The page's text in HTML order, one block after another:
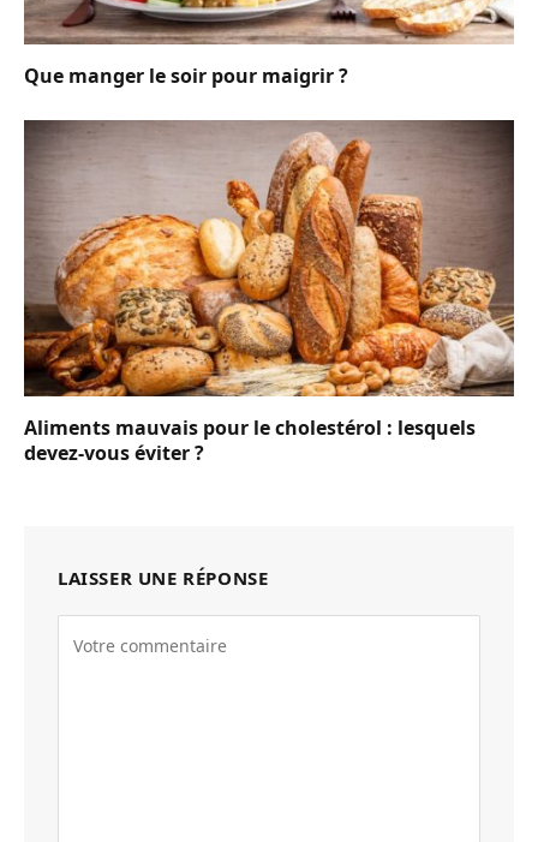
Que manger le soir pour maigrir ?
Aliments mauvais pour le cholestérol : lesquels
devez-vous éviter ?
LAISSER UNE RÉPONSE